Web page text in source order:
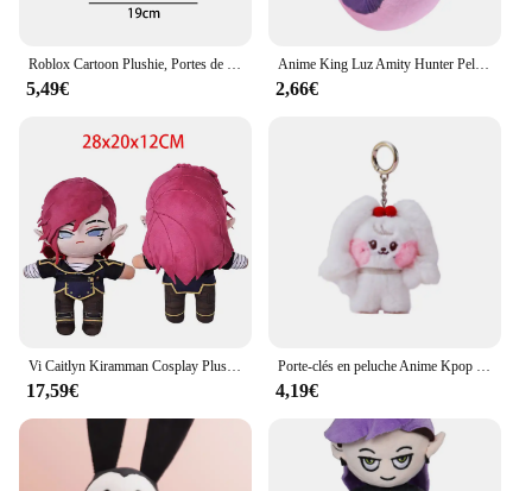
5,49€
Anime King Luz Amity Hunter Peluche pour Adultes et Enfants, Le Théâtre, Maison de Cosplay, Dessin Animé, Mascotte en Peluche Douce, Cadeaux d'anniversaire et de Noël
2,66€
Vi Caitlyn Kiramman Cosplay Plushies, Peluche Douce, Dessin Animé, Mascotte LoL Roleplay, Anniversaire, Cadeaux De Noël Pour Enfants, 28 cm
17,59€
Porte-clés en peluche Anime Kpop IVE, pendentif Kawaii Wonyoun Gaeul Yujin Liz Rei Leesbones, décoration de sac de beurre, GérGifts, 8cm
4,19€